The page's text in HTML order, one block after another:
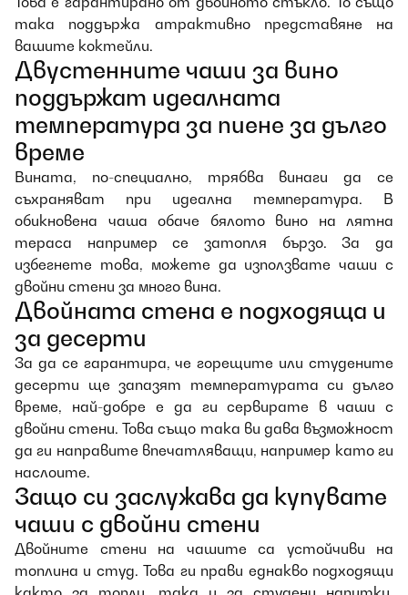
така поддържа атрактивно представяне на
вашите коктейли.
Двустенните чаши за вино
поддържат идеалната
температура за пиене за дълго
време
Вината, по-специално, трябва винаги да се
съхраняват при идеална температура. В
обикновена чаша обаче бялото вино на лятна
тераса например се затопля бързо. За да
избегнете това, можете да използвате чаши с
двойни стени за много вина.
Двойната стена е подходяща и
за десерти
За да се гарантира, че горещите или студените
десерти ще запазят температурата си дълго
време, най-добре е да ги сервирате в чаши с
двойни стени. Това също така ви дава възможност
да ги направите впечатляващи, например като ги
наслоите.
Защо си заслужава да купувате
чаши с двойни стени
Двойните стени на чашите са устойчиви на
топлина и студ. Това ги прави еднакво подходящи